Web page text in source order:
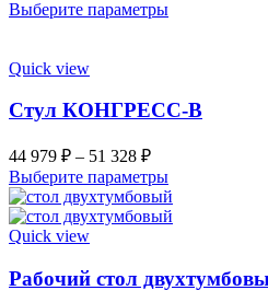
Выберите параметры
Quick view
Стул КОНГРЕСС-В
44 979 ₽ – 51 328 ₽
Выберите параметры
Quick view
Рабочий стол